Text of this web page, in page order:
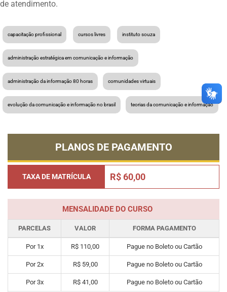
de atendimento.
capacitação profissional cursos livres instituto souza
administração estratégica em comunicação e informação
administração da informação 80 horas comunidades virtuais
evolução da comunicação e informação no brasil teorias da comunicação e informação
PLANOS DE PAGAMENTO
TAXA DE MATRÍCULA R$ 60,00
MENSALIDADE DO CURSO
PARCELAS VALOR FORMA PAGAMENTO
Por 1x R$ 110,00 Pague no Boleto ou Cartão
Por 2x R$ 59,00 Pague no Boleto ou Cartão
Por 3x R$ 41,00 Pague no Boleto ou Cartão